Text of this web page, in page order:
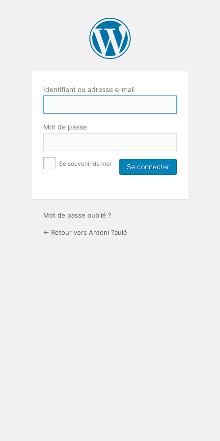
Identifiant ou adresse e-mail
Mot de passe
Se souvenir de moi
Mot de passe oublié ?
← Retour vers Antoni Taulé